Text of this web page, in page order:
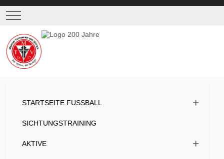
Mobile Menu Toggle
STARTSEITE FUSSBALL
SICHTUNGSTRAINING
AKTIVE